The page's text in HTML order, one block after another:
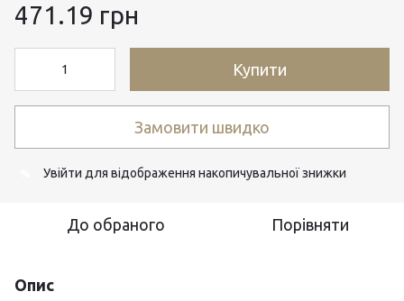
471.19 грн
Купити
Замовити швидко
Увійти для відображення накопичувальної знижки
До обраного Порівняти
Опис